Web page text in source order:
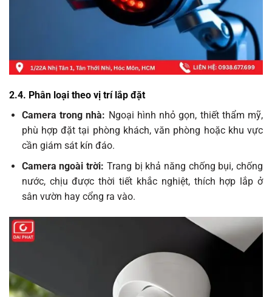
2.4. Phân loại theo vị trí lắp đặt
Camera trong nhà: Ngoại hình nhỏ gọn, thiết thẩm mỹ,
phù hợp đặt tại phòng khách, văn phòng hoặc khu vực
cần giám sát kín đáo.
Camera ngoài trời: Trang bị khả năng chống bụi, chống
nước, chịu được thời tiết khắc nghiệt, thích hợp lắp ở
sân vườn hay cổng ra vào.